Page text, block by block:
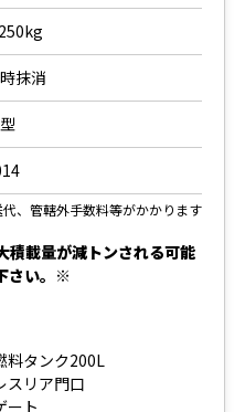
抹消
、管轄外手数料等がかかります
載量が減トンされる可能
さい。※
料タンク200L
スリア門口
ート